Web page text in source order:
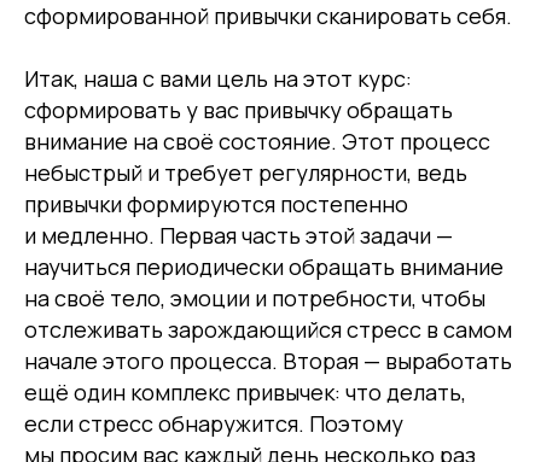
сформированной привычки сканировать себя.
Итак, наша с вами цель на этот курс:
сформировать у вас привычку обращать
внимание на своё состояние. Этот процесс
небыстрый и требует регулярности, ведь
привычки формируются постепенно
и медленно. Первая часть этой задачи —
научиться периодически обращать внимание
на своё тело, эмоции и потребности, чтобы
отслеживать зарождающийся стресс в самом
начале этого процесса. Вторая — выработать
ещё один комплекс привычек: что делать,
если стресс обнаружится. Поэтому
мы просим вас каждый день несколько раз